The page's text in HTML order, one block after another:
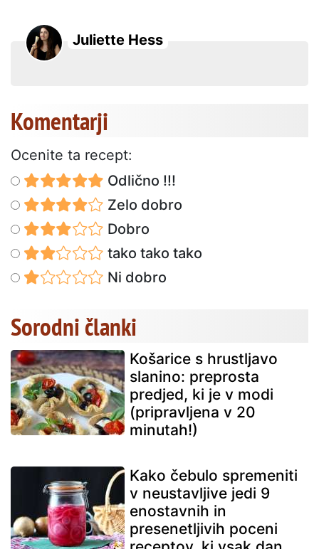
Juliette Hess
Komentarji
Ocenite ta recept:
Odlično !!!
Zelo dobro
Dobro
tako tako tako
Ni dobro
Sorodni članki
Košarice s hrustljavo
slanino: preprosta
predjed, ki je v modi
(pripravljena v 20
minutah!)
Kako čebulo spremeniti
v neustavljive jedi 9
enostavnih in
presenetljivih poceni